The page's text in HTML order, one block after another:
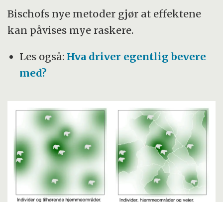
Bischofs nye metoder gjør at effektene
kan påvises mye raskere.
Les også: Hva driver egentlig bevere
med?